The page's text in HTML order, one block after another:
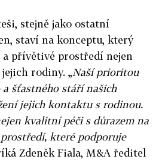
stejně jako ostatní
staví na konceptu, který
přívětivé prostředí nejen
rodiny. „Naší prioritou
šťastného stáří našich
jejich kontaktu s rodinou.
kvalitní péči s důrazem na
které podporuje
Zdeněk Fiala, M&A ředitel